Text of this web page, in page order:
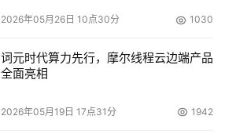
2026年05月26日 10点30分 1030
词元时代算力先行，摩尔线程云边端产品
全面亮相
2026年05月19日 17点31分 1942